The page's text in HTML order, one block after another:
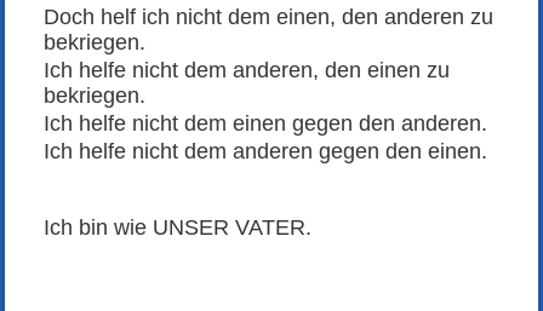
Doch helf ich nicht dem einen, den anderen zu
bekriegen.
Ich helfe nicht dem anderen, den einen zu
bekriegen.
Ich helfe nicht dem einen gegen den anderen.
Ich helfe nicht dem anderen gegen den einen.
Ich bin wie UNSER VATER.